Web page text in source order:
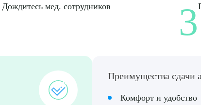
Дождитесь мед. сотрудников 3
Преимущества сдачи
Комфорт и удобство